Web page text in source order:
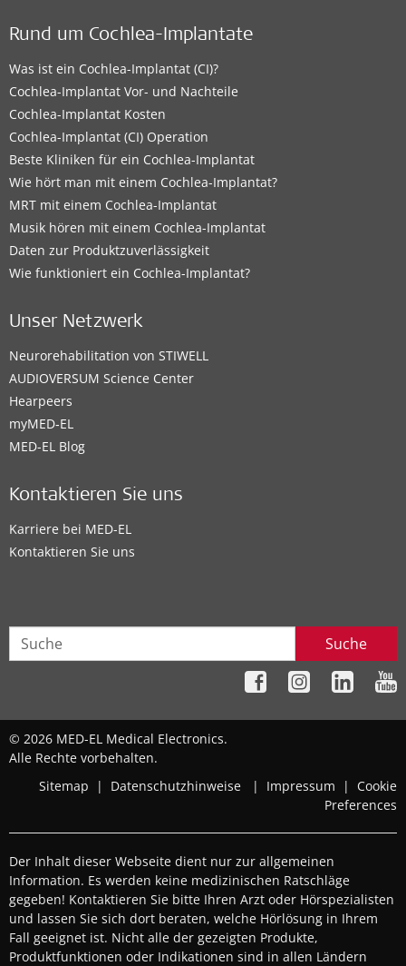
Rund um Cochlea-Implantate
Was ist ein Cochlea-Implantat (CI)?
Cochlea-Implantat Vor- und Nachteile
Cochlea-Implantat Kosten
Cochlea-Implantat (CI) Operation
Beste Kliniken für ein Cochlea-Implantat
Wie hört man mit einem Cochlea-Implantat?
MRT mit einem Cochlea-Implantat
Musik hören mit einem Cochlea-Implantat
Daten zur Produktzuverlässigkeit
Wie funktioniert ein Cochlea-Implantat?
Unser Netzwerk
Neurorehabilitation von STIWELL
AUDIOVERSUM Science Center
Hearpeers
myMED‑EL
MED-EL Blog
Kontaktieren Sie uns
Karriere bei MED-EL
Kontaktieren Sie uns
Suche
© 2026 MED-EL Medical Electronics.
Alle Rechte vorbehalten.
Sitemap
| Datenschutzhinweise | Impressum | Cookie
Preferences
Der Inhalt dieser Webseite dient nur zur allgemeinen
Information. Es werden keine medizinischen Ratschläge
gegeben! Kontaktieren Sie bitte Ihren Arzt oder Hörspezialisten
und lassen Sie sich dort beraten, welche Hörlösung in Ihrem
Fall geeignet ist. Nicht alle der gezeigten Produkte,
Produktfunktionen oder Indikationen sind in allen Ländern